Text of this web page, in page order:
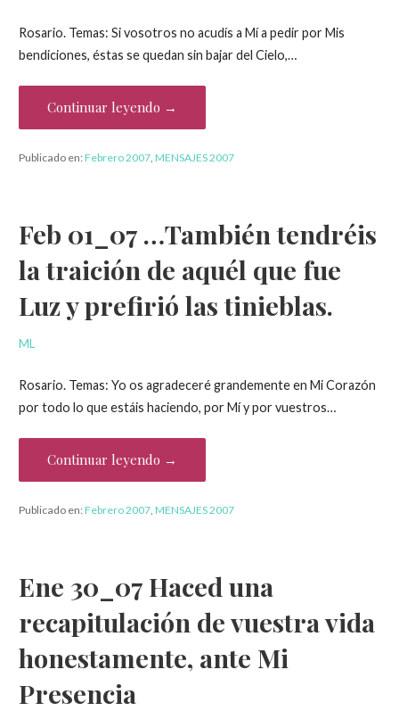
Rosario. Temas: Si vosotros no acudís a Mí a pedir por Mis
bendiciones, éstas se quedan sin bajar del Cielo,…
Continuar leyendo →
Publicado en:Febrero 2007, MENSAJES 2007
Feb 01_07 …También tendréis
la traición de aquél que fue
Luz y prefirió las tinieblas.
ML
Rosario. Temas: Yo os agradeceré grandemente en Mi Corazón
por todo lo que estáis haciendo, por Mí y por vuestros…
Continuar leyendo →
Publicado en:Febrero 2007, MENSAJES 2007
Ene 30_07 Haced una
recapitulación de vuestra vida
honestamente, ante Mi
Presencia